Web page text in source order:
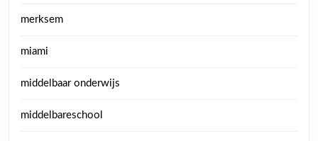
merksem
miami
middelbaar onderwijs
middelbareschool